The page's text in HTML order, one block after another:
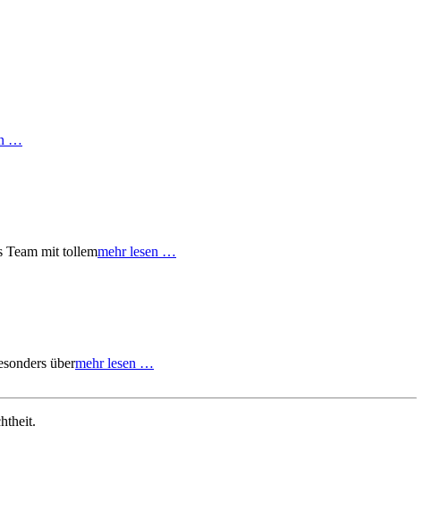
…
Team mit tollemmehr lesen …
übermehr lesen …